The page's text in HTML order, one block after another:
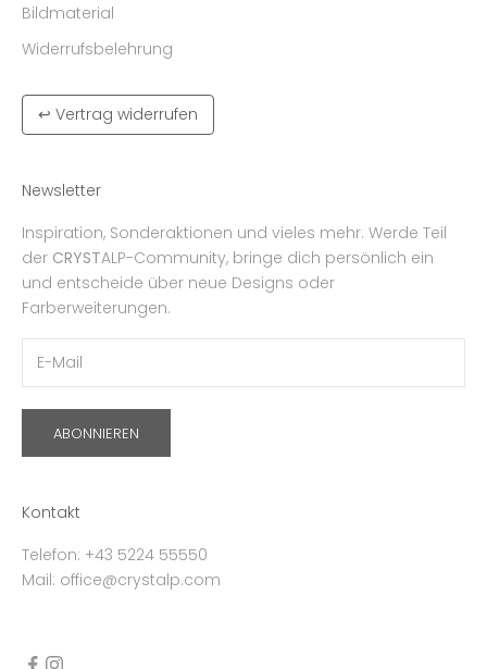
Bildmaterial
Widerrufsbelehrung
↩ Vertrag widerrufen
Newsletter
Inspiration, Sonderaktionen und vieles mehr. Werde Teil
der CRYSTALP-Community, bringe dich persönlich ein
und entscheide über neue Designs oder
Farberweiterungen.
ABONNIEREN
Kontakt
Telefon: +43 5224 55550
Mail: office@crystalp.com